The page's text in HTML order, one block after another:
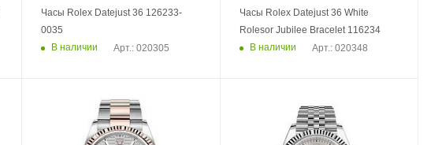
Часы Rolex Datejust 36 126233-
0035
В наличии
Арт.: 020305
Часы Rolex Datejust 36 White
Rolesor Jubilee Bracelet 116234
В наличии
Арт.: 020348